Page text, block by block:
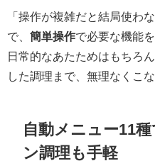
「操作が複雑だと結局使わ
で、 簡単操作で必要な機能
日常的なあたためはもちろ
した調理まで、無理なくこ
自動メニュー11
ン調理も手軽